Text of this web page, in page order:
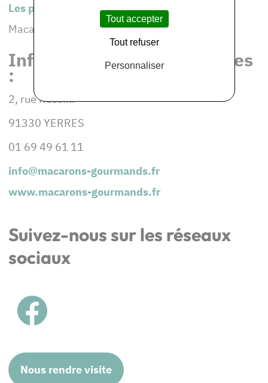
Les produits de cet adhérent :
Macarons Lisse de Paris - Cake
Informations et coordonnées
:
2, rue Rossini
91330 YERRES
01 69 49 61 11
info@macarons-gourmands.fr
www.macarons-gourmands.fr
Suivez-nous sur les réseaux
sociaux
Nous rendre visite
Tout accepter
Tout refuser
Personnaliser